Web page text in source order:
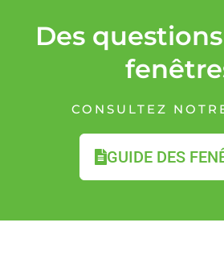
Des
CONSULTEZ
GUIDE DES